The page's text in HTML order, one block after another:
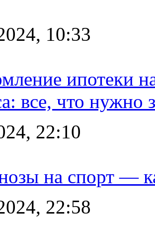
10:33
ипотеки
все, что нужно
22:10
на спорт —
22:58